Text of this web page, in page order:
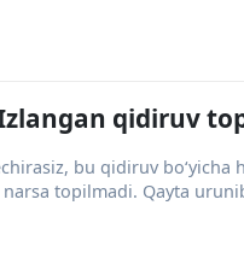
qidiruv
bu qidiruv bo‘yicha
narsa topilmadi. Qayta